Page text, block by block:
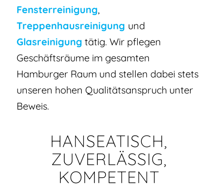
Fensterreinigung,
Treppenhausreinigung und
Glasreinigung tätig. Wir pflegen
Geschäftsräume im gesamten
Hamburger Raum und stellen dabei stets
unseren hohen Qualitätsanspruch unter
Beweis.
HANSEATISCH,
ZUVERLÄSSIG,
KOMPETENT